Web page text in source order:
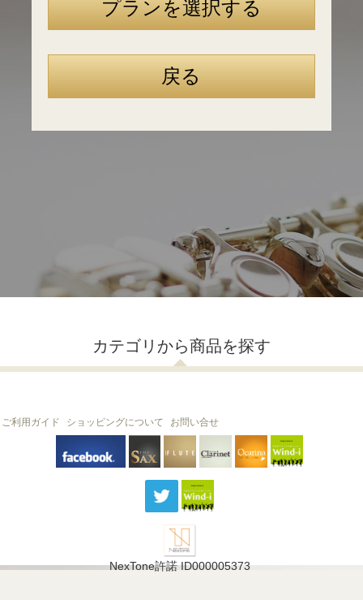
カテゴリから商品を探す
THE SAX The Clarinet
Ocarina
ご利用ガイド ショッピングについて お問い合せ
NexTone許諾 ID000005373